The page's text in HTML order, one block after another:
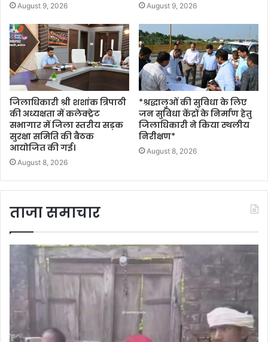
August 9, 2026 August 9, 2026
जिलाधिकारी श्री शशांक त्रिपाठी
की अध्यक्षता में कलेक्ट्रेट
सभागार में जिला स्तरीय सड़क
सुरक्षा समिति की बैठक
आयोजित की गई।
August 8, 2026
*श्रद्धालुओं की सुविधा के लिए
जन सुविधा केंद्रों के निर्माण हेतु
जिलाधिकारी ने किया स्थलीय
निरीक्षण*
August 8, 2026
ताजा समाचार